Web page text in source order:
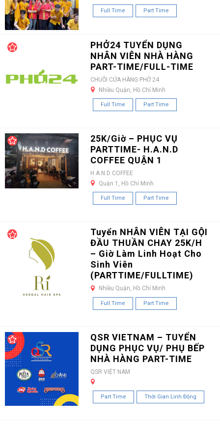
Full Time Part Time
PHỞ24 TUYỂN DỤNG
NHÂN VIÊN NHÀ HÀNG
PART-TIME/FULL-TIME
CHUỖI CỬA HÀNG PHỞ 24
Nhiều Quận, Hồ Chí Minh
Full Time Part Time
25K/Giờ – PHỤC VỤ
PARTTIME- H.A.N.D
COFFEE QUẬN 1
H.A.N.D COFFEE
Quận 1, Hồ Chí Minh
Full Time Part Time
Tuyển NHÂN VIÊN TẠI GỘI
ĐẦU THUẦN CHAY 25K/H
– Giờ Làm Linh Hoạt Cho
Sinh Viên
(PARTTIME/FULLTIME)
Nhiều Quận, Hồ Chí Minh
Full Time Part Time
QSR VIETNAM – TUYỂN
DỤNG PHỤC VỤ/ PHỤ BẾP
NHÀ HÀNG PART-TIME
QSR VIỆT NAM
Part Time Thời Gian Linh Động